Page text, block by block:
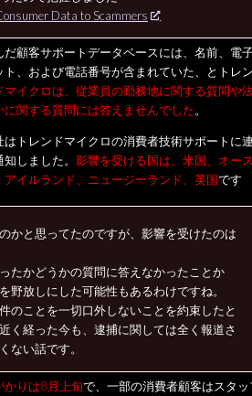
Data to Scammers
顧客サポートデータベースには、名前、電
ト、および電話番号が含まれていた、とトレ
マイクロは、従業員の勤務地に関する質問や
関する質問には答えませんでした。
トレンドマイクロの消費者技術サポートに
しました。 影響を受ける国は、米国、オー
イルランド、ニュージーランド、英国です
かと思ってたのですが、影響を受けたのは
たかどうかの質問に答えなかったことか
野放しにした可能性もあるわけですね。
のことを一切口外しないことを約束したと
く経った今も、逮捕に関しては全く報道さ
ない話です。
かりは8月上旬で、一部の消費者顧客はスタ